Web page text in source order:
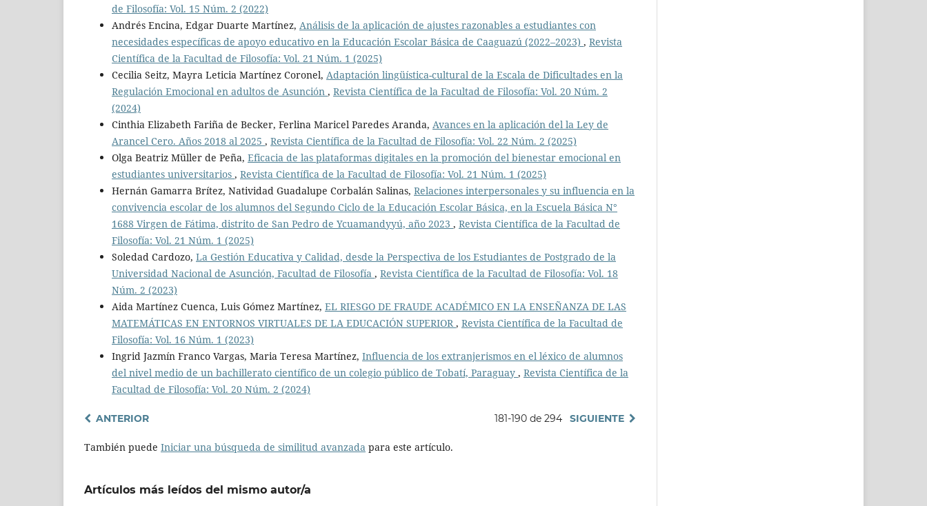
de Filosofía: Vol. 15 Núm. 2 (2022)
Andrés Encina, Edgar Duarte Martínez, Análisis de la aplicación de ajustes razonables a estudiantes con
necesidades específicas de apoyo educativo en la Educación Escolar Básica de Caaguazú (2022–2023) , Revista
Científica de la Facultad de Filosofía: Vol. 21 Núm. 1 (2025)
Cecilia Seitz, Mayra Leticia Martínez Coronel, Adaptación lingüística-cultural de la Escala de Dificultades en la
Regulación Emocional en adultos de Asunción , Revista Científica de la Facultad de Filosofía: Vol. 20 Núm. 2
(2024)
Cinthia Elizabeth Fariña de Becker, Ferlina Maricel Paredes Aranda, Avances en la aplicación del la Ley de
Arancel Cero. Años 2018 al 2025 , Revista Científica de la Facultad de Filosofía: Vol. 22 Núm. 2 (2025)
Olga Beatriz Müller de Peña, Eficacia de las plataformas digitales en la promoción del bienestar emocional en
estudiantes universitarios , Revista Científica de la Facultad de Filosofía: Vol. 21 Núm. 1 (2025)
Hernán Gamarra Brítez, Natividad Guadalupe Corbalán Salinas, Relaciones interpersonales y su influencia en la
convivencia escolar de los alumnos del Segundo Ciclo de la Educación Escolar Básica, en la Escuela Básica N°
1688 Virgen de Fátima, distrito de San Pedro de Ycuamandyyú, año 2023 , Revista Científica de la Facultad de
Filosofía: Vol. 21 Núm. 1 (2025)
Soledad Cardozo, La Gestión Educativa y Calidad, desde la Perspectiva de los Estudiantes de Postgrado de la
Universidad Nacional de Asunción, Facultad de Filosofía , Revista Científica de la Facultad de Filosofía: Vol. 18
Núm. 2 (2023)
Aida Martínez Cuenca, Luis Gómez Martínez, EL RIESGO DE FRAUDE ACADÉMICO EN LA ENSEÑANZA DE LAS
MATEMÁTICAS EN ENTORNOS VIRTUALES DE LA EDUCACIÓN SUPERIOR, Revista Científica de la Facultad de
Filosofía: Vol. 16 Núm. 1 (2023)
Ingrid Jazmín Franco Vargas, Maria Teresa Martínez, Influencia de los extranjerismos en el léxico de alumnos
del nivel medio de un bachillerato científico de un colegio público de Tobatí, Paraguay , Revista Científica de la
Facultad de Filosofía: Vol. 20 Núm. 2 (2024)
ANTERIOR 181-190 de 294 SIGUIENTE
También puede Iniciar una búsqueda de similitud avanzada para este artículo.
Artículos más leídos del mismo autor/a